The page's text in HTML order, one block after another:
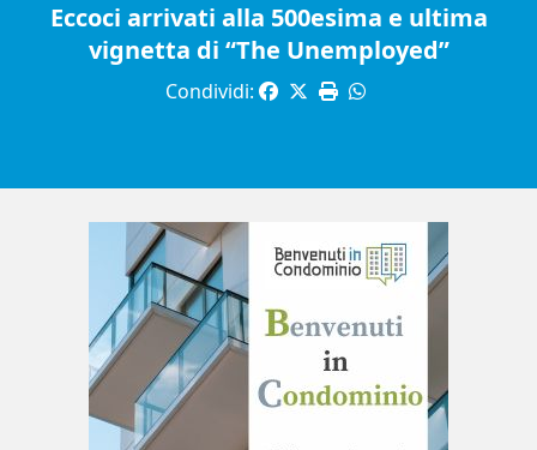
Eccoci arrivati alla 500esima e ultima
vignetta di “The Unemployed”
Condividi: